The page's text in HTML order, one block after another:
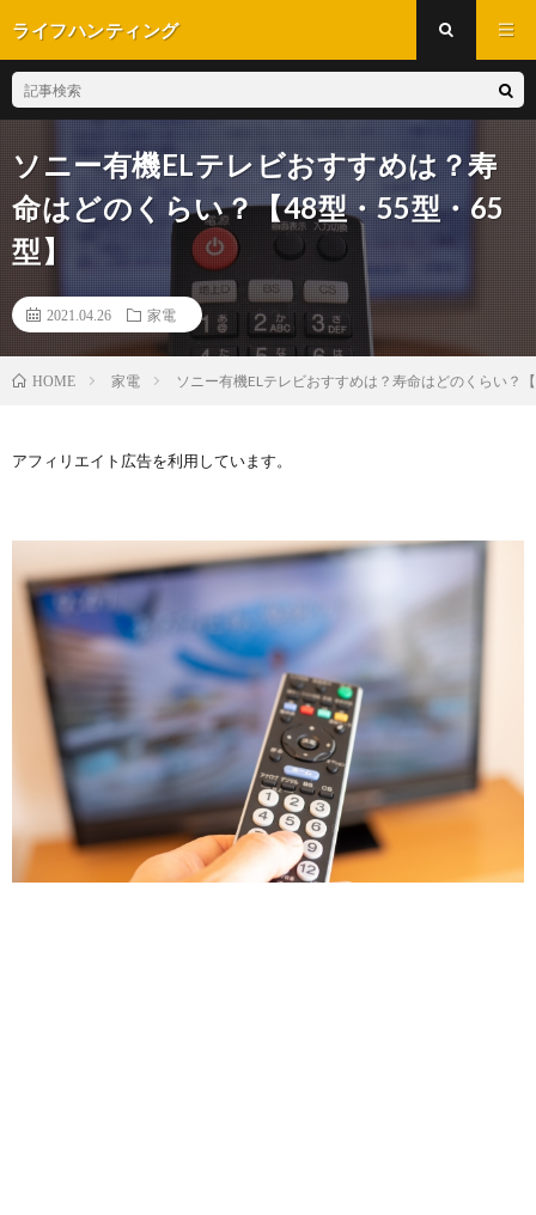
ライフハンティング
ソニー有機ELテレビおすすめは？寿
命はどのくらい？【48型・55型・65
型】
2021.04.26 家電
HOME 家電 ソニー有機ELテレビおすすめは？寿命はどのくらい？
アフィリエイト広告を利用しています。